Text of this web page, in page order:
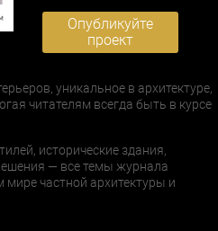
Опубликуйте
проект
уникальное в архитектуре,
читателям всегда быть в курсе
исторические здания,
— все темы журнала
частной архитектуры и